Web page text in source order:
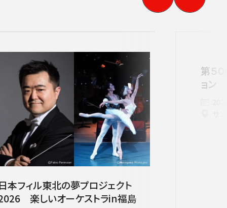
。
本フィル東北の夢プロジェクト
楽しいオーケストラin福島
第５
ョン